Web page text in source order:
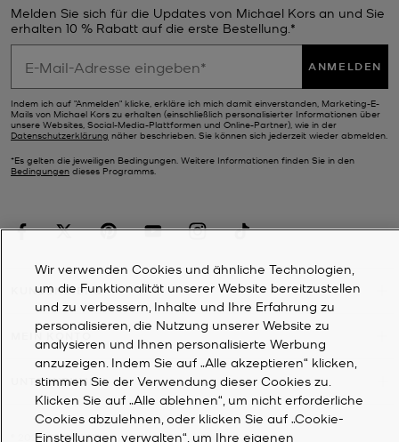
Melden Sie sich für die Updates von Michael Kors an und Sie
erhalten 10 % Rabatt auf die erste Bestellung.*
ANMELDEN
Indem ich auf "Anmelden" klicke, erkläre ich mich damit einverstanden, Marketing-E-
Mails von Michael Kors zu erhalten (einschließlich personalisierter Informationen über
unsere Websites, Social-Media-Plattformen und Online-Partner), wie in der
Datenschutzerklärung näher beschrieben. Sie können sich jederzeit wieder abmelden.
*Es gelten die jeweiligen Bedingungen. Weitere Informationen finden Sie in den
Bedingungen dieses Programms.
KUNDENDIENST
MEIN KONTO
UNTERNEHMEN
2026Michael Kors
Wir verwenden Cookies und ähnliche Technologien,
um die Funktionalität unserer Website bereitzustellen
und zu verbessern, Inhalte und Ihre Erfahrung zu
personalisieren, die Nutzung unserer Website zu
analysieren und Ihnen personalisierte Werbung
anzuzeigen. Indem Sie auf „Alle akzeptieren“ klicken,
stimmen Sie der Verwendung dieser Cookies zu.
Klicken Sie auf „Alle ablehnen“, um nicht erforderliche
Cookies abzulehnen, oder klicken Sie auf „Cookie-
Einstellungen verwalten“, um Ihre eigenen